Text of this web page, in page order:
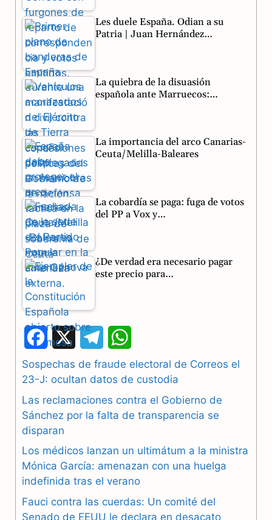
o
o
k
a
p
Les duele España. Odian a su
Patria | Juan Hernández…
La quiebra de la disuasión
española ante Marruecos:…
La importancia del arco Canarias-
Ceuta/Melilla-Baleares
La cobardía se paga: fuga de votos
del PP a Vox y…
¿De verdad era necesario pagar
este precio para…
F
a
c
e
b
o
o
k
e
l
e
r
a
m
h
a
t
A
p
p
Sospechas de fraude electoral de Correos el
23-J: ocultan datos de custodia
Las reclamaciones contra el Gobierno de
Sánchez por la falta de transparencia se
disparan
Los médicos lanzan un ultimátum a la ministra
Mónica García: amenazan con una huelga
indefinida tras el verano
Fauci contra las cuerdas: Un comité del
Senado de EEUU le declara en desacato